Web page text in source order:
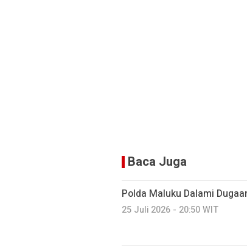
Baca Juga
Polda Maluku Dalami
25 Juli 2026 - 20:50 WIT